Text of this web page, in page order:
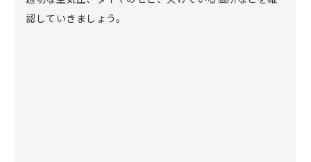
認していきましょう。